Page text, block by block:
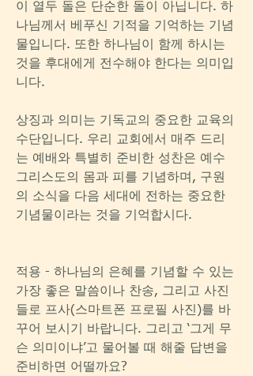
이 열두 돌은 단순한 돌이 아닙니다. 하
나님께서 베푸신 기적을 기억하는 기념
물입니다. 또한 하나님이 함께 하시는
것을 후대에게 전수해야 한다는 의미입
니다.
상징과 의미는 기독교의 중요한 교육의
수단입니다. 우리 교회에서 매주 드리
는 예배와 특별히 준비한 성찬은 예수
그리스도의 몸과 피를 기념하며, 구원
의 소식을 다음 세대에 전하는 중요한
기념물이라는 것을 기억합시다.
적용 - 하나님의 은혜를 기념할 수 있는
가장 좋은 말씀이나 찬송, 그리고 사진
들로 프사(스마트폰 프로필 사진)를 바
꾸어 보시기 바랍니다. 그리고 ‘그게 무
슨 의미이냐’고 물어볼 때 해줄 답변을
준비하면 어떨까요?